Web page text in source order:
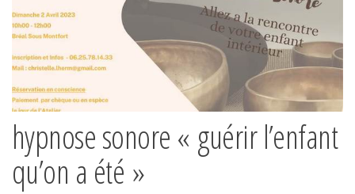
hypnose sonore « guérir l’enfant
qu’on a été »